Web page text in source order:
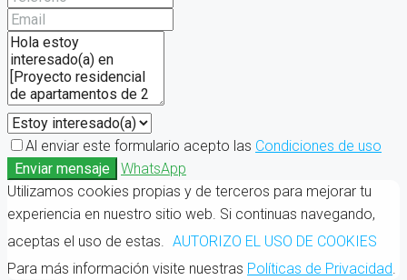
Al enviar este formulario acepto las Condiciones de uso
Enviar mensaje
WhatsApp
Utilizamos cookies propias y de terceros para mejorar tu
experiencia en nuestro sitio web. Si continuas navegando,
aceptas el uso de estas. AUTORIZO EL USO DE COOKIES
Para más información visite nuestras Políticas de Privacidad.